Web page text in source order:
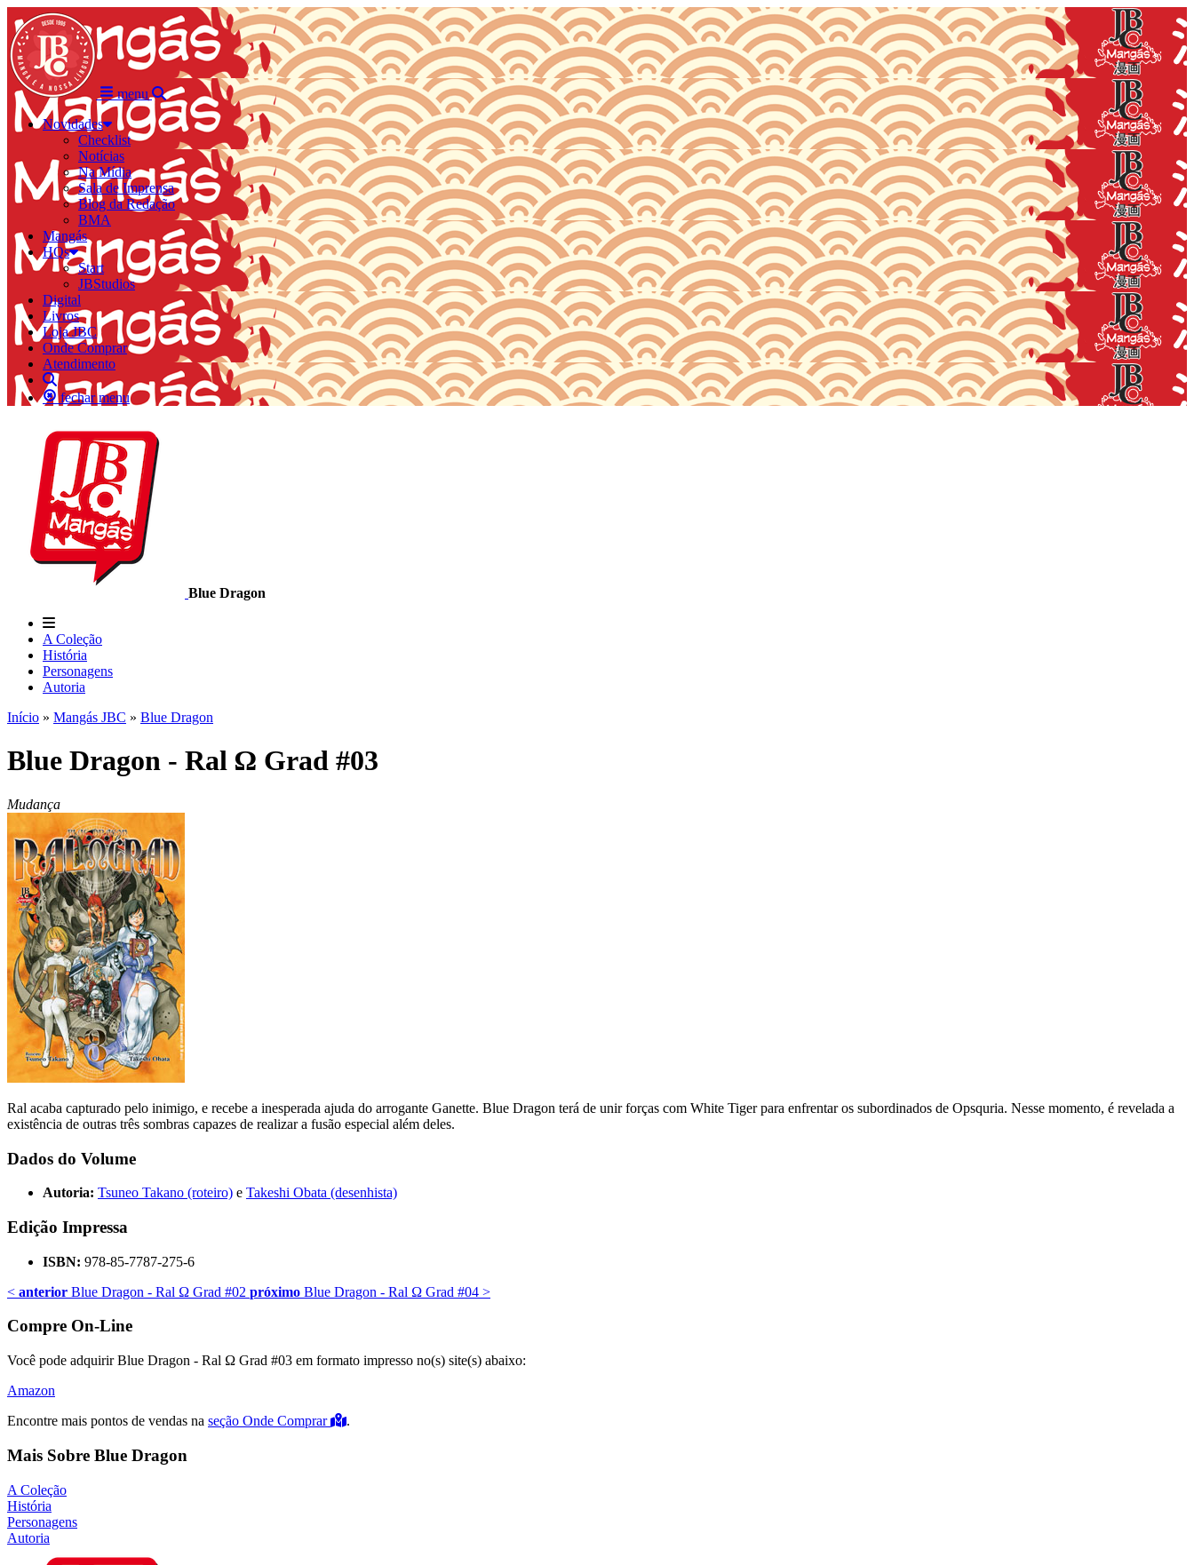
menu
Novidades
Checklist
Notícias
Na Mídia
Sala de Imprensa
Blog da Redação
BMA
Mangás
HQs
Start
JBStudios
Digital
Livros
Loja JBC
Onde Comprar
Atendimento
fechar menu
Blue Dragon
A Coleção
História
Personagens
Autoria
Início » Mangás JBC » Blue Dragon
Blue Dragon - Ral Ω Grad #03
Mudança
Ral acaba capturado pelo inimigo, e recebe a inesperada ajuda do arrogante Ganette. Blue Dragon terá de unir forças com White Tiger para enfrentar os subordinados de Opsquria. Nesse momento, é revelada a
existência de outras três sombras capazes de realizar a fusão especial além deles.
Dados do Volume
Autoria: Tsuneo Takano (roteiro) e Takeshi Obata (desenhista)
Edição Impressa
ISBN: 978-85-7787-275-6
< anterior Blue Dragon - Ral Ω Grad #02 próximo Blue Dragon - Ral Ω Grad #04 >
Compre On-Line
Você pode adquirir Blue Dragon - Ral Ω Grad #03 em formato impresso no(s) site(s) abaixo:
Amazon
Encontre mais pontos de vendas na seção Onde Comprar .
Mais Sobre Blue Dragon
A Coleção
História
Personagens
Autoria